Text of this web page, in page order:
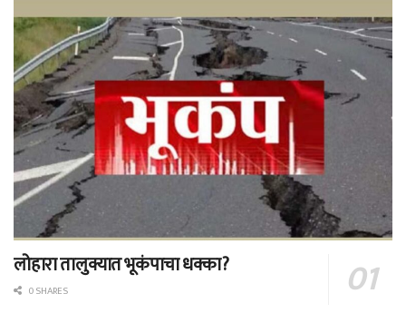
लोहारा तालुक्यात भूकंपाचा धक्का?
0 SHARES